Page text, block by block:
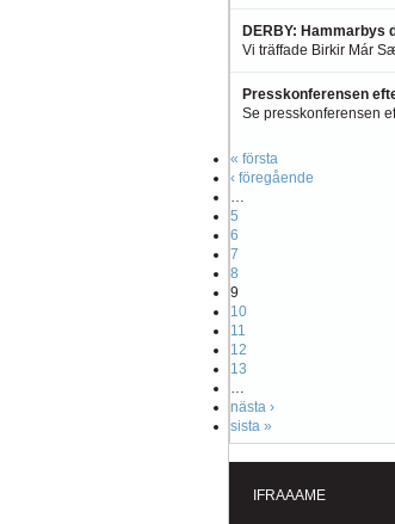
DERBY: Hammarbys
Vi träffade Birkir Már
Presskonferensen
Se presskonferensen
« första
‹ föregående
5
6
7
8
9
10
11
12
13
nästa ›
sista »
IFRAAAME